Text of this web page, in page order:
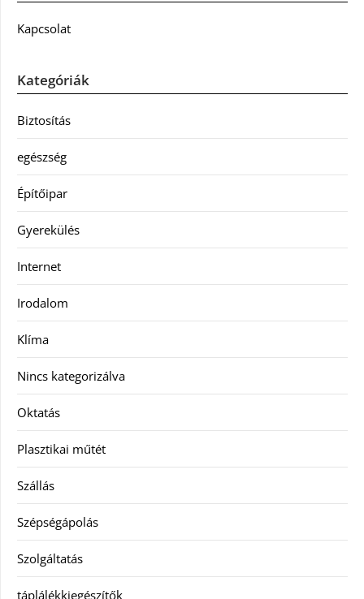
Kapcsolat
Kategóriák
Biztosítás
egészség
Építőipar
Gyerekülés
Internet
Irodalom
Klíma
Nincs kategorizálva
Oktatás
Plasztikai műtét
Szállás
Szépségápolás
Szolgáltatás
táplálékkiegészítők